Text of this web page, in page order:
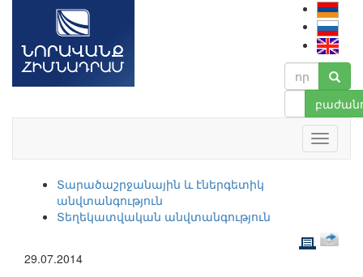
Տարածաշրջանային և էներգետիկ
անվտանգություն
Տեղեկատվական անվտանգություն
29.07.2014